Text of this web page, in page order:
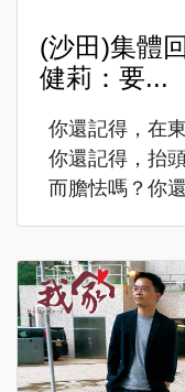
(沙田)集體
健莉：要...
你還記得，在
你還記得，抬
而膽怯嗎？你